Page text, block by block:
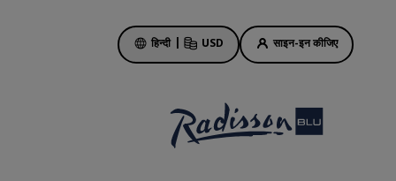
हिन्दी USD साइन-इन कीजिए
होटल की डील